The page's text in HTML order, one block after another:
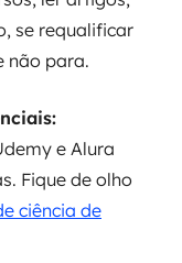
se requalificar
não para.
e Alura
Fique de olho
ciência de